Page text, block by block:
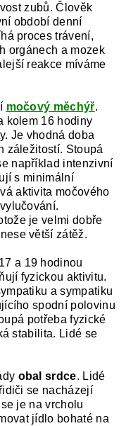
zubů. Člověk
období denní
proces trávení,
orgánech a mozek
reakce míváme
močový měchýř.
kolem 16 hodiny
Je vhodná doba
záležitostí. Stoupá
například intenzivní
s minimální
aktivita močového
je velmi dobře
větší zátěž.
a 19 hodinou
fyzickou aktivitu.
a sympatiku
spodní polovinu
potřeba fyzické
stabilita. Lidé se
obal srdce. Lidé
se nacházejí
je na vrcholu
jídlo bohaté na